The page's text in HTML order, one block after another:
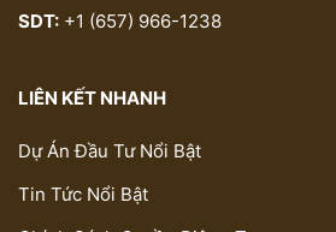
SDT: +1 (657) 966-1238
LIÊN KẾT NHANH
Dự Án Đầu Tư Nổi Bật
Tin Tức Nổi Bật